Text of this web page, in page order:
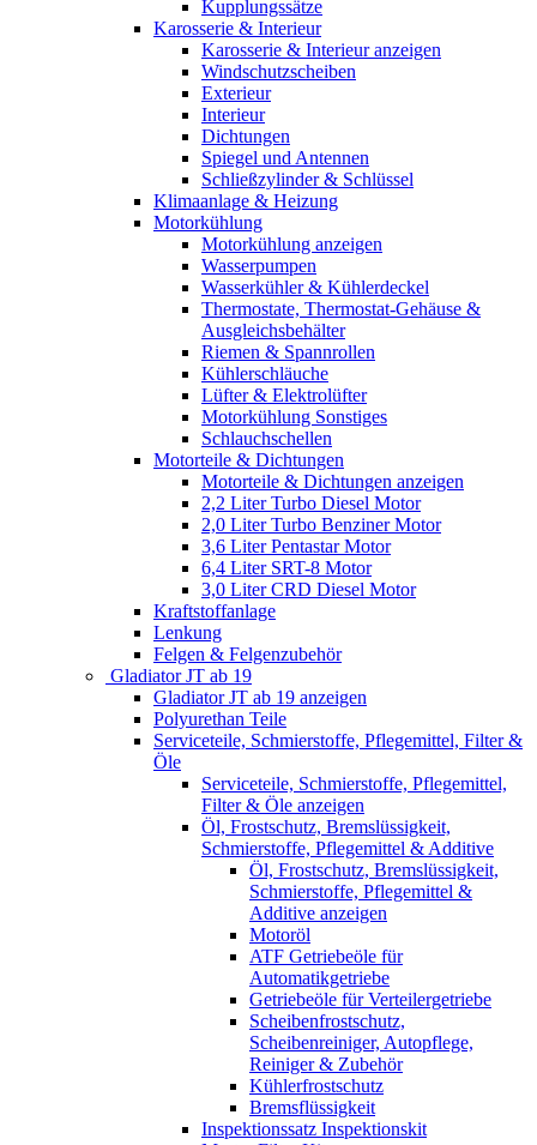
Kupplungssätze
Karosserie & Interieur
Karosserie & Interieur anzeigen
Windschutzscheiben
Exterieur
Interieur
Dichtungen
Spiegel und Antennen
Schließzylinder & Schlüssel
Klimaanlage & Heizung
Motorkühlung
Motorkühlung anzeigen
Wasserpumpen
Wasserkühler & Kühlerdeckel
Thermostate, Thermostat-Gehäuse &
Ausgleichsbehälter
Riemen & Spannrollen
Kühlerschläuche
Lüfter & Elektrolüfter
Motorkühlung Sonstiges
Schlauchschellen
Motorteile & Dichtungen
Motorteile & Dichtungen anzeigen
2,2 Liter Turbo Diesel Motor
2,0 Liter Turbo Benziner Motor
3,6 Liter Pentastar Motor
6,4 Liter SRT-8 Motor
3,0 Liter CRD Diesel Motor
Kraftstoffanlage
Lenkung
Felgen & Felgenzubehör
Gladiator JT ab 19
Gladiator JT ab 19 anzeigen
Polyurethan Teile
Serviceteile, Schmierstoffe, Pflegemittel, Filter &
Öle
Serviceteile, Schmierstoffe, Pflegemittel,
Filter & Öle anzeigen
Öl, Frostschutz, Bremslüssigkeit,
Schmierstoffe, Pflegemittel & Additive
Öl, Frostschutz, Bremslüssigkeit,
Schmierstoffe, Pflegemittel &
Additive anzeigen
Motoröl
ATF Getriebeöle für
Automatikgetriebe
Getriebeöle für Verteilergetriebe
Scheibenfrostschutz,
Scheibenreiniger, Autopflege,
Reiniger & Zubehör
Kühlerfrostschutz
Bremsflüssigkeit
Inspektionssatz Inspektionskit